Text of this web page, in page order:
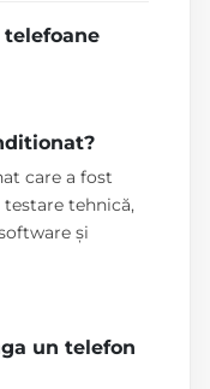
care a fost
testare tehnică,
și
un telefon